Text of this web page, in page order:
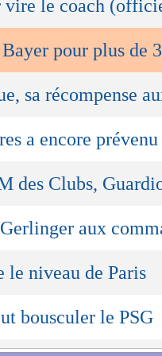
vire le coach
pour plus de
sa récompense
a encore prévenu
des Clubs,
aux
le niveau de Paris
bousculer le PSG